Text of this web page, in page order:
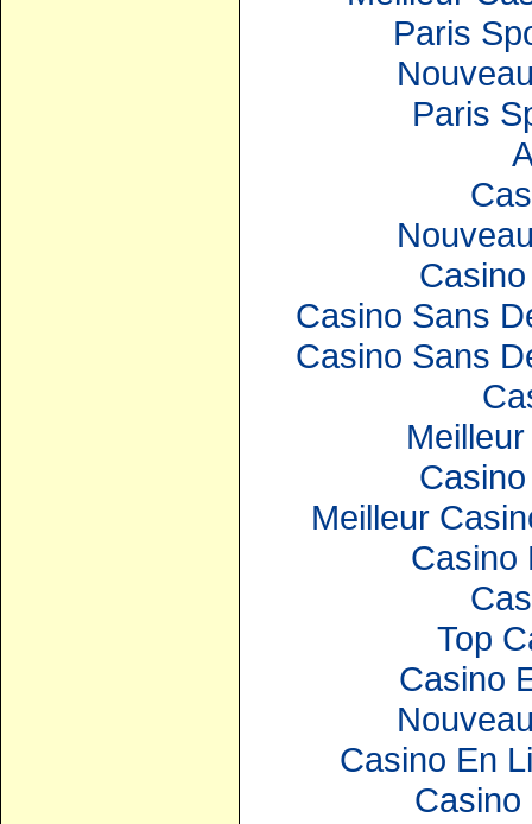
Paris
Paris
Casino Sans
Casino Sans
Meilleur
Casino
Top
Casino
Casino En
Casino